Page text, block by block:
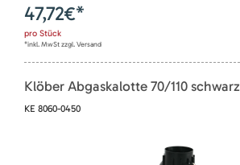
47,72€*
pro Stück
*inkl. MwSt zzgl. Versand
Klöber Abgaskalotte 70/110 schwarz
KE 8060-0450